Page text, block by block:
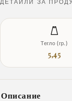
ДЕТАЙЛИ ЗА
Тегло (гр.)
5,45
Описание